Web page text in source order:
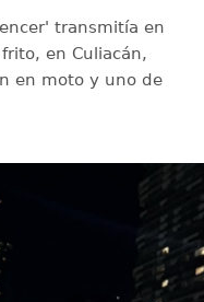
transmitía en
en Culiacán,
en moto y uno de